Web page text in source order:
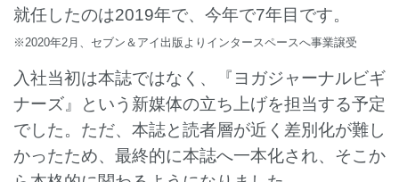
就任したのは2019年で、今年で7年目です。
※2020年2月、セブン＆アイ出版より インタースペースへ事業譲受
入社当初は本誌ではなく、『ヨガジャーナルビギ
ナーズ』という新媒体の立ち上げを担当する予定
でした。ただ、本誌と読者層が近く差別化が難し
かったため、最終的に本誌へ一本化され、そこか